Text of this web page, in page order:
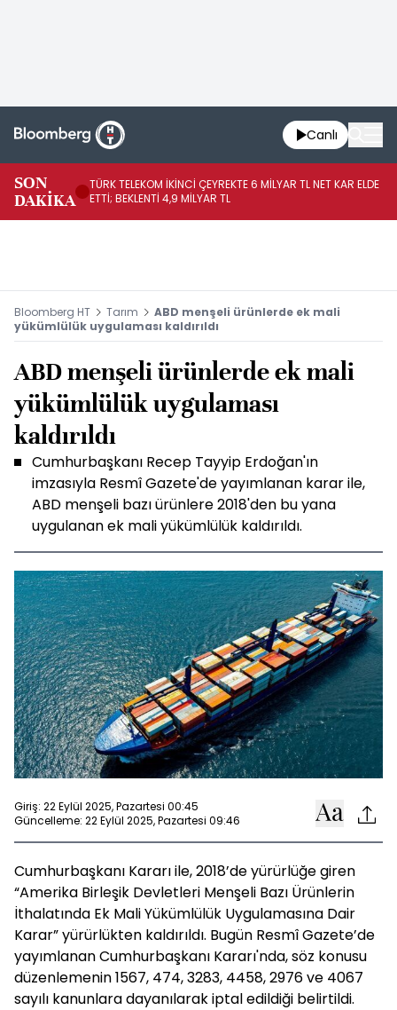
Canlı
SON
DAKİKA
TÜRK TELEKOM İKİNCİ ÇEYREKTE 6 MİLYAR TL NET KAR ELDE
ETTİ; BEKLENTİ 4,9 MİLYAR TL
Bloomberg HT Tarım
ABD menşeli ürünlerde ek mali
yükümlülük uygulaması kaldırıldı
ABD menşeli ürünlerde ek mali
yükümlülük uygulaması
kaldırıldı
Cumhurbaşkanı Recep Tayyip Erdoğan'ın
imzasıyla Resmî Gazete'de yayımlanan karar ile,
ABD menşeli bazı ürünlere 2018'den bu yana
uygulanan ek mali yükümlülük kaldırıldı.
Giriş: 22 Eylül 2025, Pazartesi 00:45
Güncelleme: 22 Eylül 2025, Pazartesi 09:46
Cumhurbaşkanı Kararı ile, 2018’de yürürlüğe giren
“Amerika Birleşik Devletleri Menşeli Bazı Ürünlerin
İthalatında Ek Mali Yükümlülük Uygulamasına Dair
Karar” yürürlükten kaldırıldı. Bugün Resmî Gazete’de
yayımlanan Cumhurbaşkanı Kararı'nda, söz konusu
düzenlemenin 1567, 474, 3283, 4458, 2976 ve 4067
sayılı kanunlara dayanılarak iptal edildiği belirtildi.